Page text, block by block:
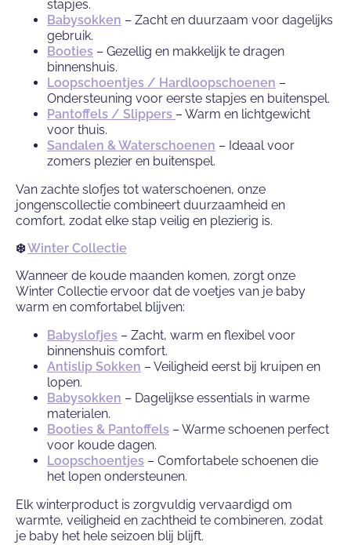
stapjes.
Babysokken – Zacht en duurzaam voor dagelijks
gebruik.
Booties – Gezellig en makkelijk te dragen
binnenshuis.
Loopschoentjes / Hardloopschoenen –
Ondersteuning voor eerste stapjes en buitenspel.
Pantoffels / Slippers – Warm en lichtgewicht
voor thuis.
Sandalen & Waterschoenen – Ideaal voor
zomers plezier en buitenspel.
Van zachte slofjes tot waterschoenen, onze
jongenscollectie combineert duurzaamheid en
comfort, zodat elke stap veilig en plezierig is.
❄️Winter Collectie
Wanneer de koude maanden komen, zorgt onze
Winter Collectie ervoor dat de voetjes van je baby
warm en comfortabel blijven:
Babyslofjes – Zacht, warm en flexibel voor
binnenshuis comfort.
Antislip Sokken – Veiligheid eerst bij kruipen en
lopen.
Babysokken – Dagelijkse essentials in warme
materialen.
Booties & Pantoffels – Warme schoenen perfect
voor koude dagen.
Loopschoentjes – Comfortabele schoenen die
het lopen ondersteunen.
Elk winterproduct is zorgvuldig vervaardigd om
warmte, veiligheid en zachtheid te combineren, zodat
je baby het hele seizoen blij blijft.